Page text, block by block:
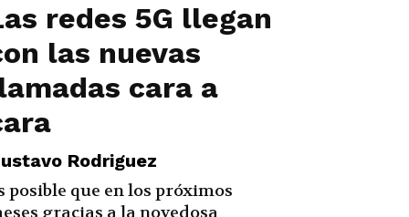
redes 5G llegan
las nuevas
cara a
Rodriguez
posible que en los próximos